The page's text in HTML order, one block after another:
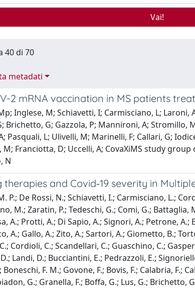
40 di 70
metadati
2 mRNA vaccination in MS patients
Inglese, M; Schiavetti, I; Carmisciano, L; Laroni,
Brichetto, G; Gazzola, P; Mannironi, A; Stromillo,
Pasquali, L; Ulivelli, M; Marinelli, F; Callari, G;
M; Franciotta, D; Uccelli, A; CovaXiMS study
N
and Covid‐19 severity in
P.; De Rossi, N.; Schiavetti, I.; Carmisciano, L.;
M.; Zaratin, P.; Tedeschi, G.; Comi, G.;
A.; Protti, A.; Di Sapio, A.; Signori, A.; Petrone,
A.; Gallo, A.; Zito, A.; Sartori, A.; Giometto, B.;
Cordioli, C.; Scandellari, C.; Guaschino, C.;
Landi, D.; Bucciantini, E.; Pedrazzoli, E.;
F. M.; Govone, F.; Bovis, F.; Calabria, F.;
G.; Granella, F.; Boffa, G.; Lus, G.; Brichetto,